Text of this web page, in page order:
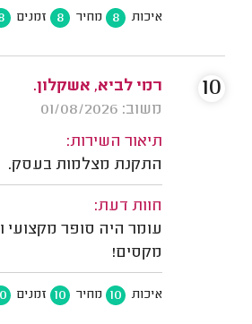
איכות 8 מחיר 8 זמנים
רמי לביא, אשקלון.
משוב: 01/08/2026
תיאור השירות:
התקנת מצלמות בעסק.
חוות דעת:
עומר היה סופר מקצועי
מקסים!
איכות 10 מחיר 10 זמנים
10